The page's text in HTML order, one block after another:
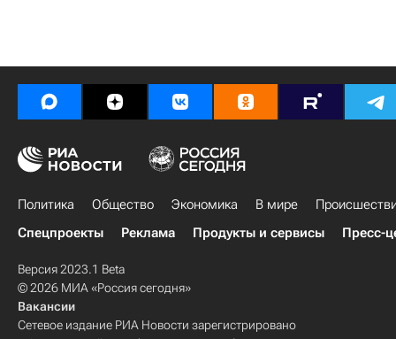
Политика Общество Экономика В мире
Спецпроекты
Реклама Продукты и сервисы Пресс-
Версия 2023.1 Beta
© 2026 МИА «Россия сегодня»
Вакансии
Сетевое издание РИА Новости зарегистрировано